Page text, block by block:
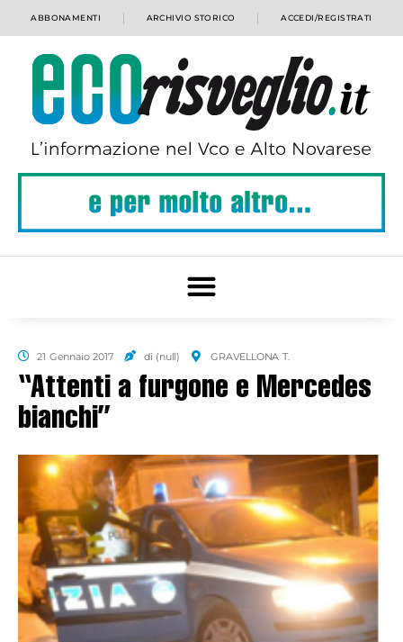
ABBONAMENTI ARCHIVIO STORICO ACCEDI/REGISTRATI
21 Gennaio 2017 di (null) GRAVELLONA T.
“Attenti a furgone e Mercedes
bianchi”